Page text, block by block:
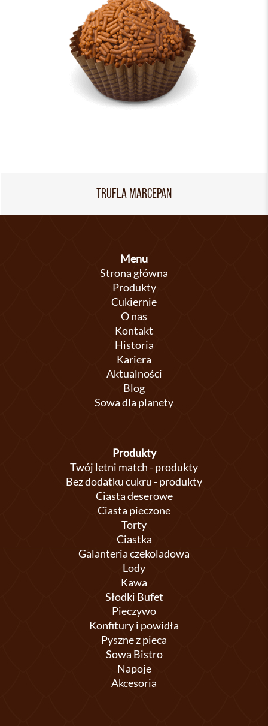
TRUFLA MARCEPAN
Menu
Strona główna
Produkty
Cukiernie
O nas
Kontakt
Historia
Kariera
Aktualności
Blog
Sowa dla planety
Produkty
Twój letni match - produkty
Bez dodatku cukru - produkty
Ciasta deserowe
Ciasta pieczone
Torty
Ciastka
Galanteria czekoladowa
Lody
Kawa
Słodki Bufet
Pieczywo
Konfitury i powidła
Pyszne z pieca
Sowa Bistro
Napoje
Akcesoria